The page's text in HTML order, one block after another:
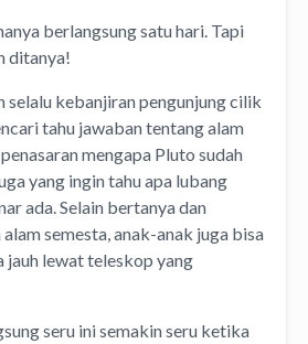
berlangsung satu hari. Tapi
ditanya!
selalu kebanjiran pengunjung cilik
tahu jawaban tentang alam
mengapa Pluto sudah
yang ingin tahu apa lubang
ada. Selain bertanya dan
semesta, anak-anak juga bisa
jauh lewat teleskop yang
seru ini semakin seru ketika